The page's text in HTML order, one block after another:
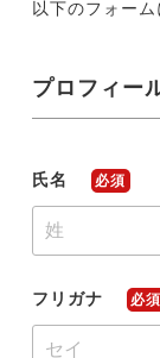
メディア紹介実
今
以下のフォー
プロフィー
氏名 必須
フリガナ 必須